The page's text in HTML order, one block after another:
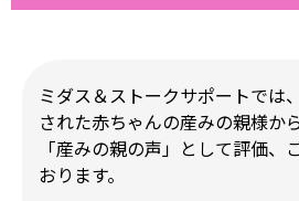
ミダス＆ ストークサポートでは
された赤ちゃんの産みの親様か
「産みの親の声」として評価、
おります。